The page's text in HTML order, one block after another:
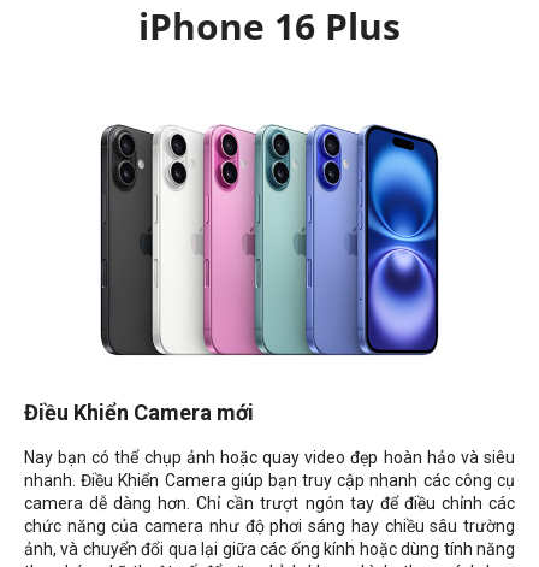
iPhone 16 Plus
Điều Khiển Camera mới
Nay bạn có thể chụp ảnh hoặc quay video đẹp hoàn hảo và siêu
nhanh. Điều Khiển Camera giúp bạn truy cập nhanh các công cụ
camera dễ dàng hơn. Chỉ cần trượt ngón tay để điều chỉnh các
chức năng của camera như độ phơi sáng hay chiều sâu trường
ảnh, và chuyển đổi qua lại giữa các ống kính hoặc dùng tính năng